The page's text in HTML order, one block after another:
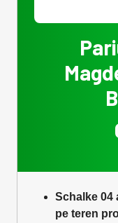
Schalke 04
pe teren